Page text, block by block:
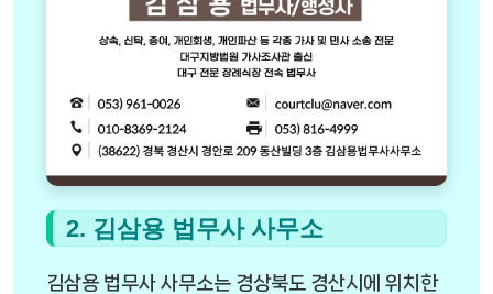
2. 김삼용 법무사 사무소
김삼용 법무사 사무소는 경상북도 경산시에 위치한